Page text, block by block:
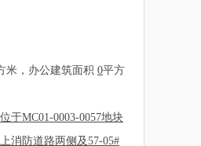
米，办公建筑面积 0平方
位于MC01-0003-0057地块
消防道路两侧及57-05#